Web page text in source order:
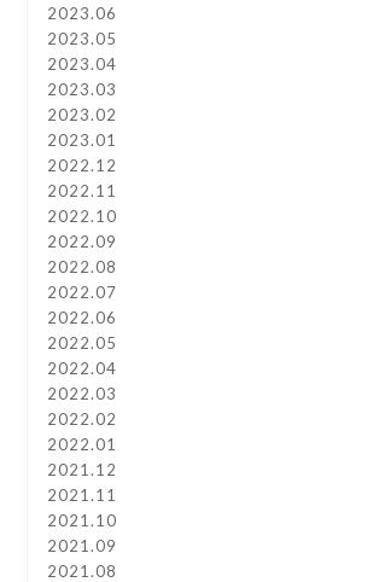
2023.06
2023.05
2023.04
2023.03
2023.02
2023.01
2022.12
2022.11
2022.10
2022.09
2022.08
2022.07
2022.06
2022.05
2022.04
2022.03
2022.02
2022.01
2021.12
2021.11
2021.10
2021.09
2021.08